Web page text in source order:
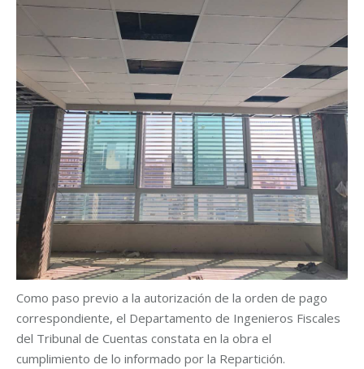
Como paso previo a la autorización de la orden de pago
correspondiente, el Departamento de Ingenieros Fiscales
del Tribunal de Cuentas constata en la obra el
cumplimiento de lo informado por la Repartición.